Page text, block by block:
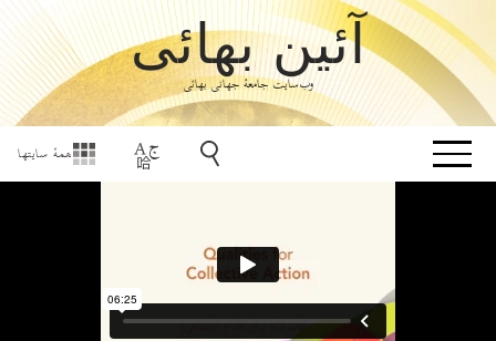
آئین بهائی
وب‌سایت جامعۀ جهانی بهائی
همهٔ سایتها